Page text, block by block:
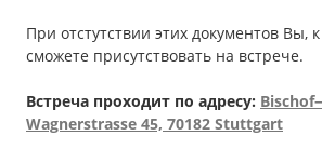
При отстутствии этих документов Вы,
сможете присутствовать на встрече.
Встреча проходит по адресу: Bischof
Wagnerstrasse 45, 70182 Stuttgart